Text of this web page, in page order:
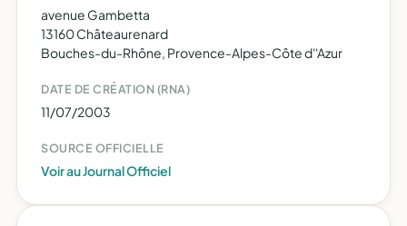
avenue Gambetta
13160 Châteaurenard
Bouches-du-Rhône, Provence-Alpes-Côte d''Azur
DATE DE CRÉATION (RNA)
11/07/2003
SOURCE OFFICIELLE
Voir au Journal Officiel